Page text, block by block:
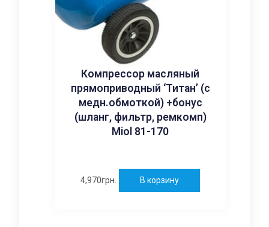
Компрессор масляный
прямоприводный ‘Титан’ (с
медн.обмоткой) +бонус
(шланг, фильтр, ремкомп)
Miol 81-170
4,970грн. В корзину